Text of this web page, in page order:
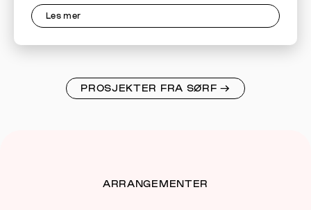
Les mer
PROSJEKTER FRA SØRF →
ARRANGEMENTER